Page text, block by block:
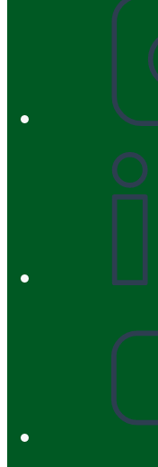
conteúdo